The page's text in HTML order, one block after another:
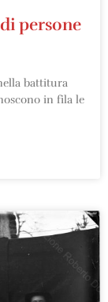
persone
battitura
in fila le